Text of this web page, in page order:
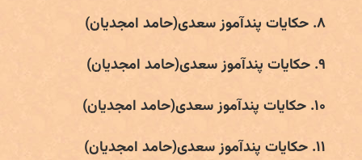
۸. حکایات پندآموز سعدی(حامد امجدیان)
۹. حکایات پندآموز سعدی(حامد امجدیان)
۱۰. حکایات پندآموز سعدی(حامد امجدیان)
۱۱. حکایات پندآموز سعدی(حامد امجدیان)